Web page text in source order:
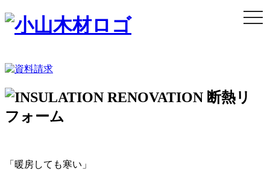
「暖房しても寒い」